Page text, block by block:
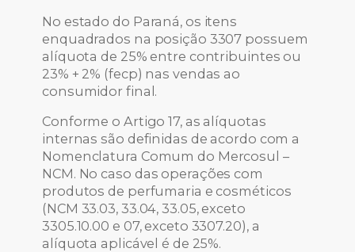
No estado do Paraná, os itens
enquadrados na posição 3307 possuem
alíquota de 25% entre contribuintes ou
23% + 2% (fecp) nas vendas ao
consumidor final.
Conforme o Artigo 17, as alíquotas
internas são definidas de acordo com a
Nomenclatura Comum do Mercosul –
NCM. No caso das operações com
produtos de perfumaria e cosméticos
(NCM 33.03, 33.04, 33.05, exceto
3305.10.00 e 07, exceto 3307.20), a
alíquota aplicável é de 25%.